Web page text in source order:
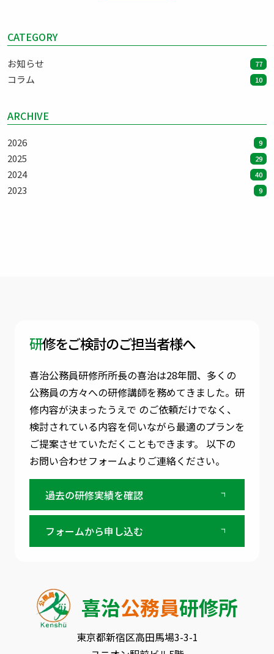
CATEGORY
お知らせ 77
コラム 10
ARCHIVE
2026 9
2025 29
2024 40
2023 9
研修をご検討のご担当者様へ
喜治公務員研修所所長の喜治は28年間、多くの
公務員の方々への研修講師を務めてきました。 研
修内容が決まったうえで のご依頼だけでなく、
検討されている内容を伺いながら最適のプランを
ご提案させていただくこともできます。 以下の
お問い合わせフォームよりご連絡ください。
過去の研修実績を確認
フォームから申し込む
喜治公務員研修所
東京都新宿区⾼⽥⾺場3-3-1